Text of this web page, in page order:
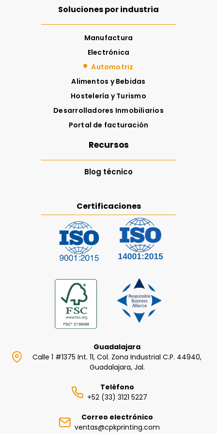
Soluciones por industria
Manufactura
Electrónica
Automotriz
Alimentos y Bebidas
Hostelería y Turismo
Desarrolladores Inmobiliarios
Portal de facturación
Recursos
Blog técnico
Certificaciones
Guadalajara
Calle 1 #1375 Int. 11, Col. Zona Industrial C.P. 44940,
Guadalajara, Jal.
Teléfono
+52 (33) 3121 5227
Correo electrónico
ventas@cpkprinting.com